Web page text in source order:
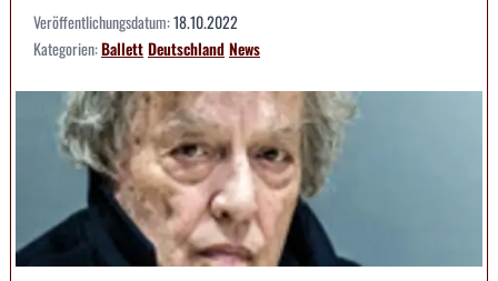
Veröffentlichungsdatum:18.10.2022
Kategorien:BallettDeutschlandNews